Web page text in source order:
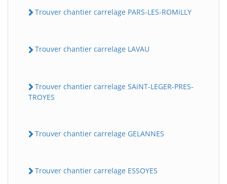
Trouver chantier carrelage PARS-LES-ROMiLLY
Trouver chantier carrelage LAVAU
Trouver chantier carrelage SAiNT-LEGER-PRES-
TROYES
Trouver chantier carrelage GELANNES
Trouver chantier carrelage ESSOYES